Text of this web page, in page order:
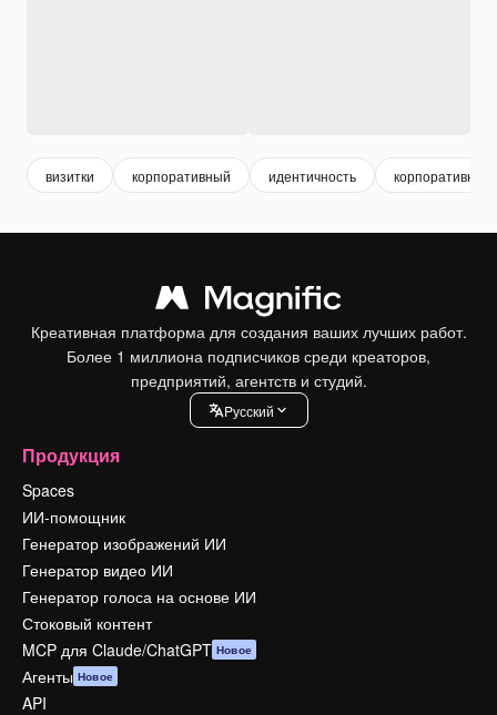
визитки корпоративный идентичность корпоративная
Креативная платформа для создания ваших лучших работ.
Более 1 миллиона подписчиков среди креаторов,
предприятий, агентств и студий.
Pусский
Продукция
Spaces
ИИ-помощник
Генератор изображений ИИ
Генератор видео ИИ
Генератор голоса на основе ИИ
Стоковый контент
MCP для Claude/ChatGPT Новое
Агенты Новое
API